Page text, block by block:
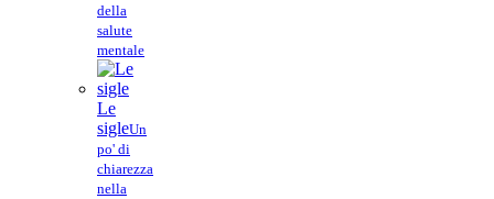
della
salute
mentale
Le
sigleUn
po' di
chiarezza
nella